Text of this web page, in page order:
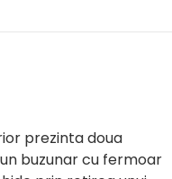
prezinta doua
buzunar cu fermoar